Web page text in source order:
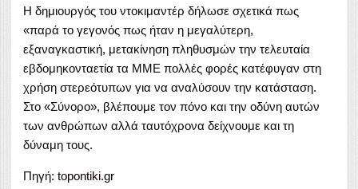
Η δημιουργός του ντοκιμαντέρ δήλωσε σχετικά πως
«παρά το γεγονός πως ήταν η μεγαλύτερη,
εξαναγκαστική, μετακίνηση πληθυσμών την τελευταία
εβδομηκονταετία τα ΜΜΕ πολλές φορές κατέφυγαν στη
χρήση στερεότυπων για να αναλύσουν την κατάσταση.
Στο «Σύνορο», βλέπουμε τον πόνο και την οδύνη αυτών
των ανθρώπων αλλά ταυτόχρονα δείχνουμε και τη
δύναμη τους.
Πηγή: topontiki.gr